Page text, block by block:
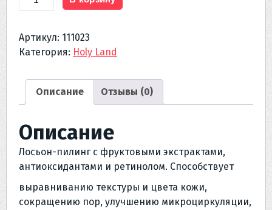
BETA
PREPPING
WITH
RETINOL
мл
Артикул: 111023
Категория: Holy Land
Описание Отзывы (0)
Описание
Лосьон-пилинг с фруктовыми экстрактами,
антиоксидантами и ретинолом. Способствует
выравниванию текстуры и цвета кожи,
сокращению пор, улучшению микроциркуляции,